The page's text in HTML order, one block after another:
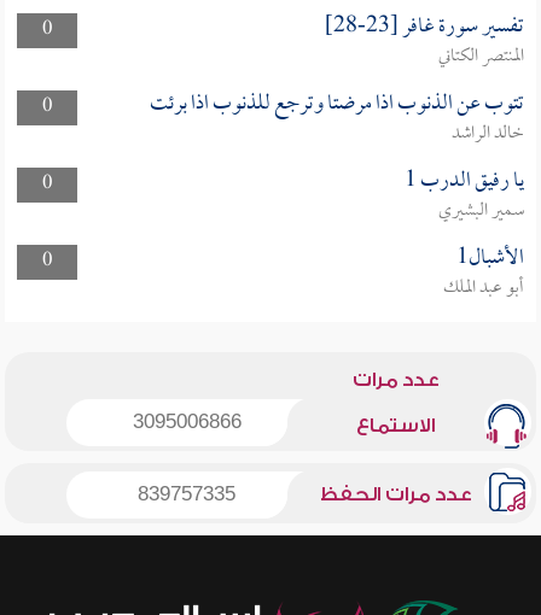
0
تفسير سورة غافر [23-28]
المنتصر الكتاني
0
تتوب عن الذنوب اذا مرضتا وترجع للذنوب اذا برئت
خالد الراشد
0
يا رفيق الدرب 1
سمير البشيري
0
الأشبال1
أبو عبد الملك
عدد مرات
الاستماع 3095006866
عدد مرات الحفظ 839757335